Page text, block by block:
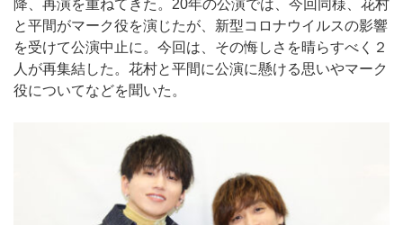
降、再演を重ねてきた。20年の公演では、今回同様、花村
と平間がマーク役を演じたが、新型コロナウイルスの影響
を受けて公演中止に。今回は、その悔しさを晴らすべく２
人が再集結した。花村と平間に公演に懸ける思いやマーク
役についてなどを聞いた。